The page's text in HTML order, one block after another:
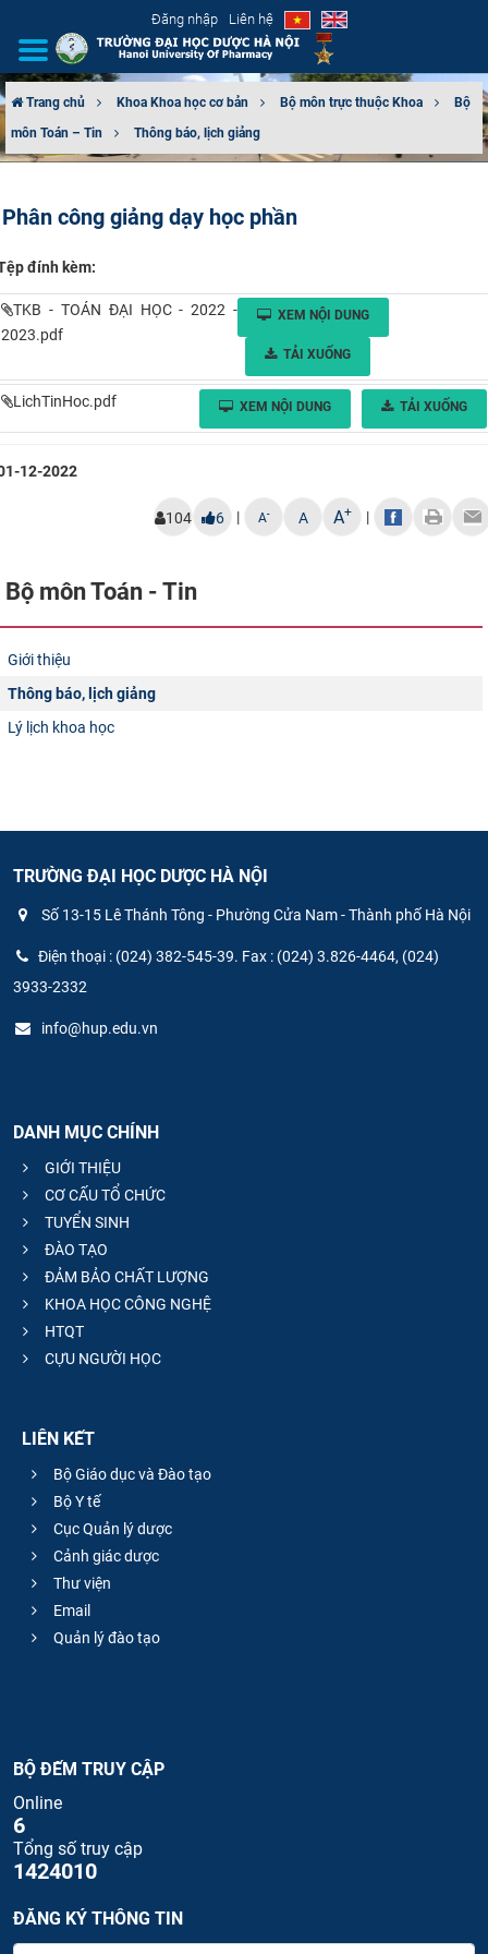
Đăng nhập Liên hệ
GIỚI THIỆU
ĐÀO TẠO
KHOA HỌC CÔNG NGHỆ
HTQT
CỰU NGƯỜI HỌC
Trang chủ Khoa Khoa học cơ bản Bộ môn trực thuộc Khoa
Bộ
môn Toán – Tin
Thông báo, lịch giảng
Phân công giảng dạy học phần
đính kèm:
TKB - TOÁN ĐẠI HỌC - 2022 -
2023.pdf
XEM NỘI DUNG
TẢI XUỐNG
LichTinHoc.pdf XEM NỘI DUNG TẢI XUỐNG
12-2022
104 6 | A- A A+ |
Bộ môn Toán - Tin
Giới thiệu
Thông báo, lịch giảng
Lý lịch khoa học
TRƯỜNG ĐẠI HỌC DƯỢC HÀ NỘI
Số 13-15 Lê Thánh Tông - Phường Cửa Nam - Thành phố Hà Nội
Điện thoại : (024) 382-545-39. Fax : (024) 3.826-4464, (024)
3933-2332
info@hup.edu.vn
DANH MỤC CHÍNH
GIỚI THIỆU
CƠ CẤU TỔ CHỨC
TUYỂN SINH
ĐÀO TẠO
ĐẢM BẢO CHẤT LƯỢNG
KHOA HỌC CÔNG NGHỆ
HTQT
CỰU NGƯỜI HỌC
LIÊN KẾT
Bộ Giáo dục và Đào tạo
Bộ Y tế
Cục Quản lý dược
Cảnh giác dược
Thư viện
Email
Quản lý đào tạo
BỘ ĐẾM TRUY CẬP
Online
6
Tổng số truy cập
1424010
ĐĂNG KÝ THÔNG TIN